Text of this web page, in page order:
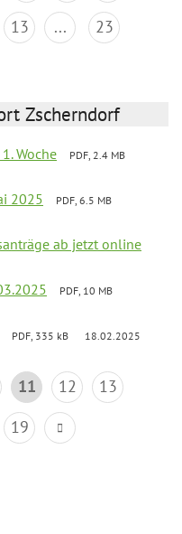
13 ... 23
Zscherndorf
Woche
PDF, 2.4 MB
2025
PDF, 6.5 MB
ab jetzt online
PDF, 10 MB
PDF, 335 kB 18.02.2025
11 12
13
19